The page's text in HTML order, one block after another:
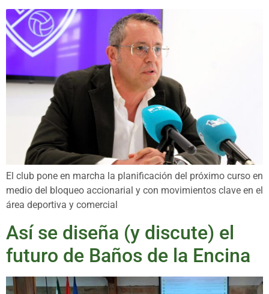
El club pone en marcha la planificación del próximo curso en
medio del bloqueo accionarial y con movimientos clave en el
área deportiva y comercial
Así se diseña (y discute) el
futuro de Baños de la Encina